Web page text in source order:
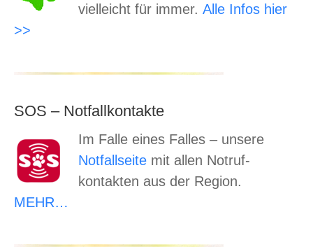
vielleicht für immer. Alle Infos hier
>>
SOS – Notfallkontakte
Im Falle eines Falles – unsere
Notfallseite mit allen Notruf-
kontakten aus der Region.
MEHR…